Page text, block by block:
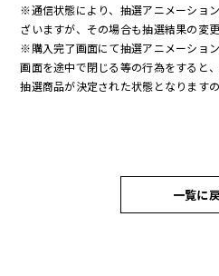
※通信状態により、抽選アニメーショ
ざいますが、その場合も抽選結果の変
※購入完了画面にて抽選アニメーショ
画面を途中で閉じる等の行為をすると
抽選商品が決定された状態となります
一覧に